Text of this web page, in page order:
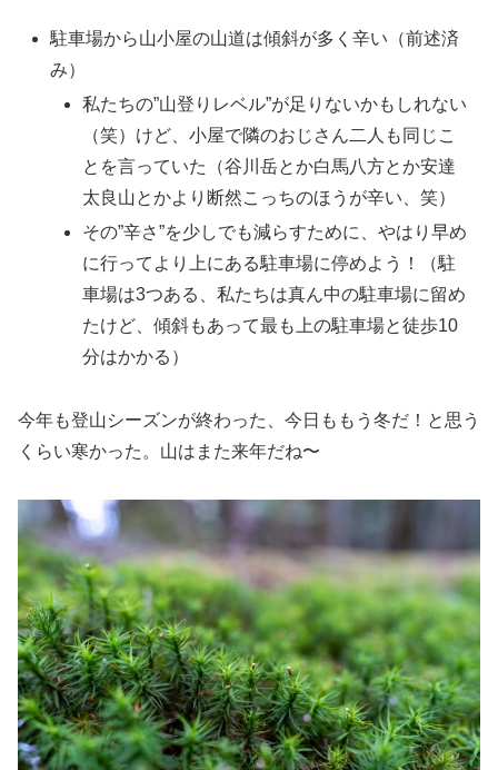
駐車場から山小屋の山道は傾斜が多く辛い（前述済
み）
私たちの”山登りレベル”が足りないかもしれない
（笑）けど、小屋で隣のおじさん二人も同じこ
とを言っていた（谷川岳とか白馬八方とか安達
太良山とかより断然こっちのほうが辛い、笑）
その”辛さ”を少しでも減らすために、やはり早め
に行ってより上にある駐車場に停めよう！（駐
車場は3つある、私たちは真ん中の駐車場に留め
たけど、傾斜もあって最も上の駐車場と徒歩10
分はかかる）
今年も登山シーズンが終わった、今日ももう冬だ！と思う
くらい寒かった。山はまた来年だね〜